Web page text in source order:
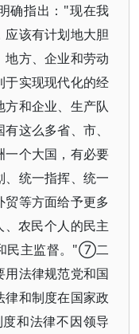
确指出："现在我
应该有计划地大胆
方、企业和劳动
于实现现代化的经
和企业、生产队
这么多省、市、
一个大国，有必要
统一指挥、统一
等方面给予更多
农民个人的民主
民主监督。"⑦二
法律规范党和国
和制度在国家政
和法律不因领导